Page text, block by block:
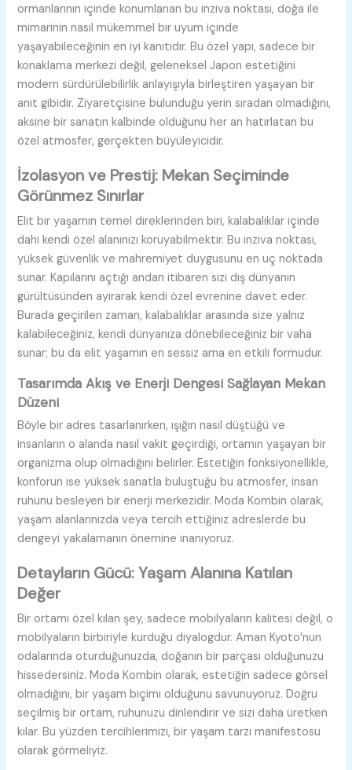
ormanlarının içinde konumlanan bu inziva noktası, doğa ile
mimarinin nasıl mükemmel bir uyum içinde
yaşayabileceğinin en iyi kanıtıdır. Bu özel yapı, sadece bir
konaklama merkezi değil, geleneksel Japon estetiğini
modern sürdürülebilirlik anlayışıyla birleştiren yaşayan bir
anıt gibidir. Ziyaretçisine bulunduğu yerin sıradan olmadığını,
aksine bir sanatın kalbinde olduğunu her an hatırlatan bu
özel atmosfer, gerçekten büyüleyicidir.
İzolasyon ve Prestij: Mekan Seçiminde
Görünmez Sınırlar
Elit bir yaşamın temel direklerinden biri, kalabalıklar içinde
dahi kendi özel alanınızı koruyabilmektir. Bu inziva noktası,
yüksek güvenlik ve mahremiyet duygusunu en uç noktada
sunar. Kapılarını açtığı andan itibaren sizi dış dünyanın
gürültüsünden ayırarak kendi özel evrenine davet eder.
Burada geçirilen zaman, kalabalıklar arasında size yalnız
kalabileceğiniz, kendi dünyanıza dönebileceğiniz bir vaha
sunar; bu da elit yaşamın en sessiz ama en etkili formudur.
Tasarımda Akış ve Enerji Dengesi Sağlayan Mekan
Düzeni
Böyle bir adres tasarlanırken, ışığın nasıl düştüğü ve
insanların o alanda nasıl vakit geçirdiği, ortamın yaşayan bir
organizma olup olmadığını belirler. Estetiğin fonksiyonellikle,
konforun ise yüksek sanatla buluştuğu bu atmosfer, insan
ruhunu besleyen bir enerji merkezidir. Moda Kombin olarak,
yaşam alanlarınızda veya tercih ettiğiniz adreslerde bu
dengeyi yakalamanın önemine inanıyoruz.
Detayların Gücü: Yaşam Alanına Katılan
Değer
Bir ortamı özel kılan şey, sadece mobilyaların kalitesi değil, o
mobilyaların birbiriyle kurduğu diyalogdur. Aman Kyoto’nun
odalarında oturduğunuzda, doğanın bir parçası olduğunuzu
hissedersiniz. Moda Kombin olarak, estetiğin sadece görsel
olmadığını, bir yaşam biçimi olduğunu savunuyoruz. Doğru
seçilmiş bir ortam, ruhunuzu dinlendirir ve sizi daha üretken
kılar. Bu yüzden tercihlerimizi, bir yaşam tarzı manifestosu
olarak görmeliyiz.